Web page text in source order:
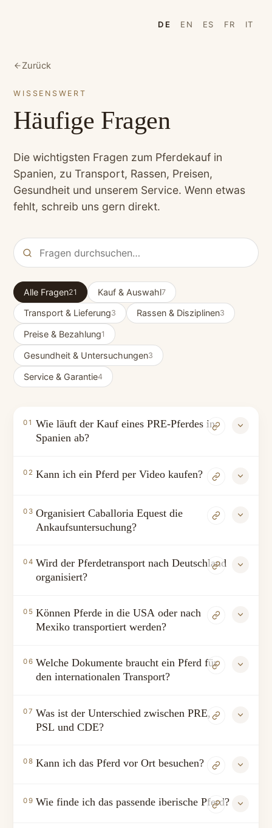
DE EN ES FR IT
Zurück
WISSENSWERT
Häufige Fragen
Die wichtigsten Fragen zum Pferdekauf in
Spanien, zu Transport, Rassen, Preisen,
Gesundheit und unserem Service. Wenn etwas
fehlt, schreib uns gern direkt.
Alle Fragen21 Kauf & Auswahl7
Transport & Lieferung3 Rassen & Disziplinen3
Preise & Bezahlung1
Gesundheit & Untersuchungen3
Service & Garantie4
01 Wie läuft der Kauf eines PRE-Pferdes in
Spanien ab?
02 Kann ich ein Pferd per Video kaufen?
03 Organisiert Caballoria Equest die
Ankaufsuntersuchung?
04 Wird der Pferdetransport nach Deutschland
organisiert?
05 Können Pferde in die USA oder nach
Mexiko transportiert werden?
06 Welche Dokumente braucht ein Pferd für
den internationalen Transport?
07 Was ist der Unterschied zwischen PRE,
PSL und CDE?
08 Kann ich das Pferd vor Ort besuchen?
09 Wie finde ich das passende iberische Pferd?